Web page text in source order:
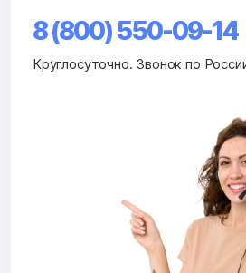
8 (800) 550-09-14
Круглосуточно. Звонок по